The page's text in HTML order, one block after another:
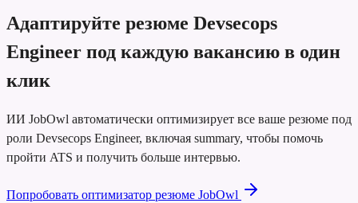
Адаптируйте резюме Devsecops
Engineer под каждую вакансию в один
клик
ИИ JobOwl автоматически оптимизирует все ваше резюме под
роли Devsecops Engineer, включая summary, чтобы помочь
пройти ATS и получить больше интервью.
Попробовать оптимизатор резюме JobOwl